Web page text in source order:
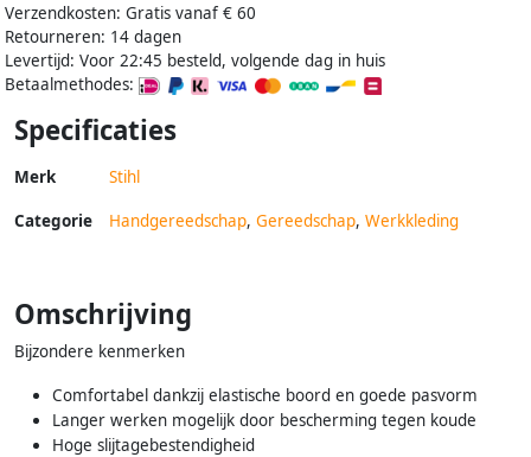
Verzendkosten: Gratis vanaf € 60
Retourneren: 14 dagen
Levertijd: Voor 22:45 besteld, volgende dag in huis
Betaalmethodes:
Specificaties
Merk Stihl
Categorie Handgereedschap, Gereedschap, Werkkleding
Omschrijving
Bijzondere kenmerken
Comfortabel dankzij elastische boord en goede pasvorm
Langer werken mogelijk door bescherming tegen koude
Hoge slijtagebestendigheid